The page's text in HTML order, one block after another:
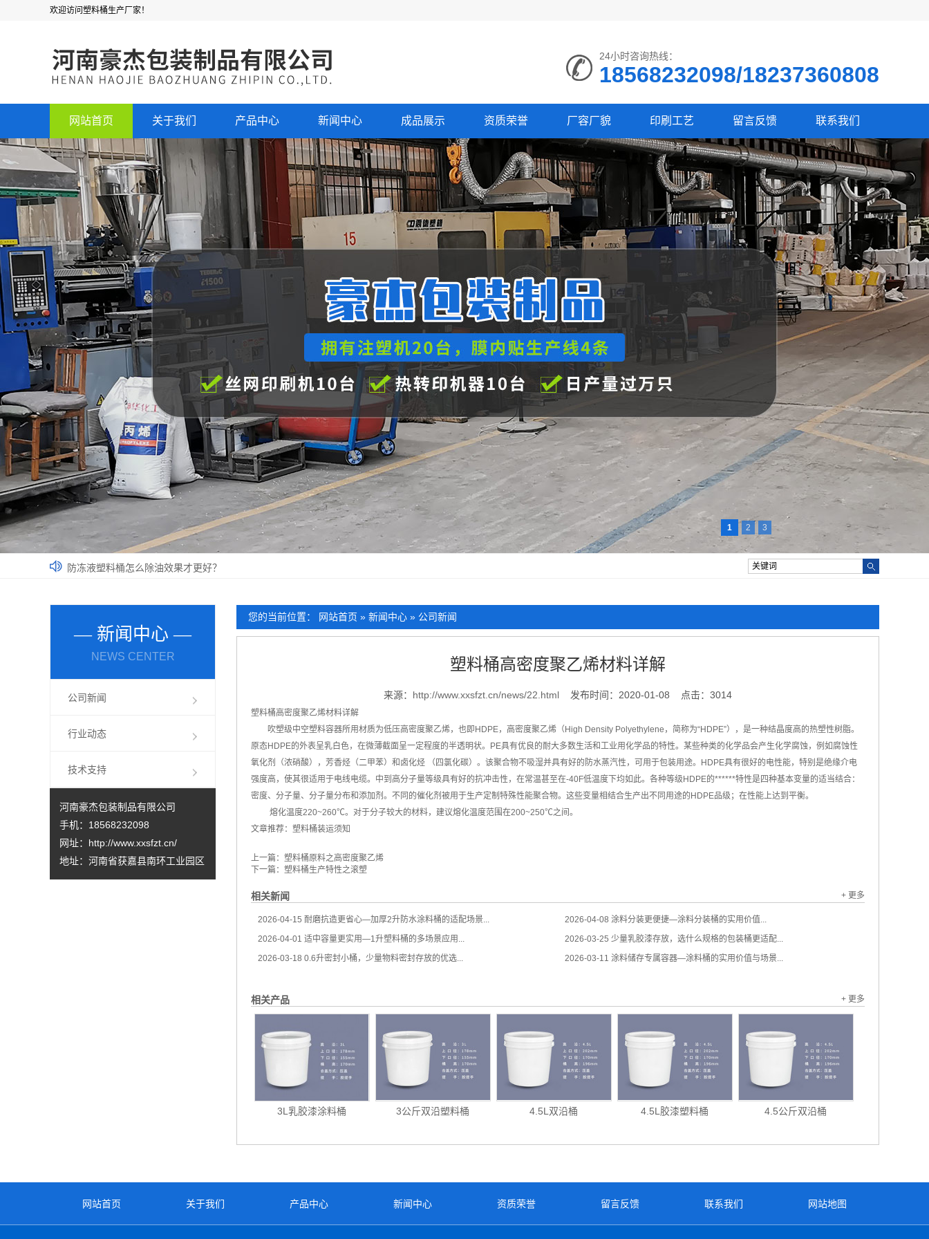
欢迎访问塑料桶生产厂家！
24小时咨询热线：
18568232098/18237360808
网站首页 关于我们 产品中心 新闻中心 成品展示 资质荣誉 厂容厂貌 印刷工艺 留言反馈 联系我们
1 2 3
防冻液塑料桶怎么除油效果才更好？
塑料桶本身有哪些优点您清楚吗？
您的当前位置： 网站首页 » 新闻中心 » 公司新闻
塑料桶高密度聚乙烯材料详解
来源： http://www.xxsfzt.cn/news/22.html 发布时间：2020-01-08 点击：3014
塑料桶高密度聚乙烯材料详解
吹塑级中空塑料容器所用材质为低压高密度聚乙烯，也即HDPE，高密度聚乙烯（High Density Polyethylene，简称为“HDPE”），是一种结晶度高的热塑性树脂。
原态HDPE的外表呈乳白色，在微薄截面呈一定程度的半透明状。PE具有优良的耐大多数生活和工业用化学品的特性。某些种类的化学品会产生化学腐蚀，例如腐蚀性
氧化剂（浓硝酸），芳香烃（二甲苯）和卤化烃 （四氯化碳）。该聚合物不吸湿并具有好的防水蒸汽性，可用于包装用途。HDPE具有很好的电性能，特别是绝缘介电
强度高，使其很适用于电线电缆。中到高分子量等级具有好的抗冲击性，在常温甚至在-40F低温度下均如此。各种等级HDPE的******特性是四种基本变量的适当结合：
密度、分子量、分子量分布和添加剂。不同的催化剂被用于生产定制特殊性能聚合物。这些变量相结合生产出不同用途的HDPE品级；在性能上达到平衡。
熔化温度220~260℃。对于分子较大的材料，建议熔化温度范围在200~250℃之间。
文章推荐： 塑料桶装运须知
上一篇： 塑料桶原料之高密度聚乙烯
下一篇： 塑料桶生产特性之滚塑
相关新闻 + 更多
2026-04-15 耐磨抗造更省心—加厚2升防水涂料桶的适配场景... 2026-04-08 涂料分装更便捷—涂料分装桶的实用价值...
2026-04-01 适中容量更实用—1升塑料桶的多场景应用... 2026-03-25 少量乳胶漆存放，选什么规格的包装桶更适配...
2026-03-18 0.6升密封小桶，少量物料密封存放的优选... 2026-03-11 涂料储存专属容器—涂料桶的实用价值与场景...
相关产品 + 更多
3L乳胶漆涂料桶 3公斤双沿塑料桶 4.5L双沿桶 4.5L胶漆塑料桶 4.5公斤双沿桶
— 新闻中心 —
NEWS CENTER
公司新闻
行业动态
技术支持
河南豪杰包装制品有限公司
手机：18568232098
网址： http://www.xxsfzt.cn/
地址：河南省获嘉县南环工业园区
网站首页 关于我们 产品中心 新闻中心 资质荣誉 留言反馈 联系我们 网站地图